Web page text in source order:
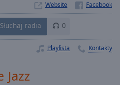
Website
Słuchaj radia 0
Playlista Kontakty
Jazz